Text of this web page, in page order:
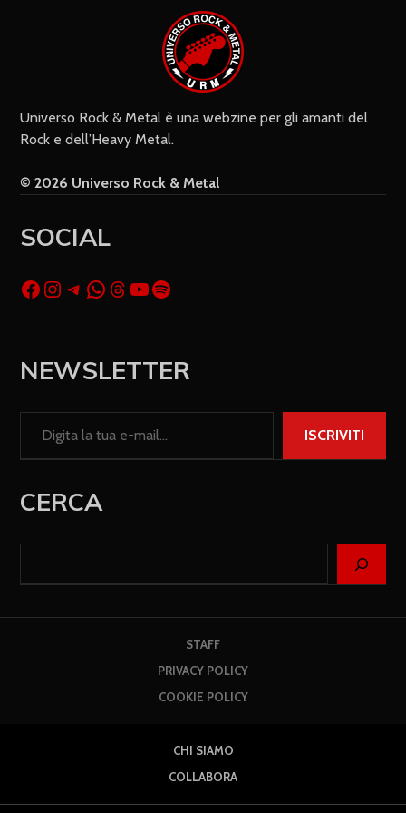
sito web) per il prossimo commento.
Universo Rock & Metal è una webzine per gli amanti del
Rock e dell’Heavy Metal.
© 2026 Universo Rock & Metal
SOCIAL
NEWSLETTER
ISCRIVITI
CERCA
STAFF
PRIVACY POLICY
COOKIE POLICY
CHI SIAMO
COLLABORA